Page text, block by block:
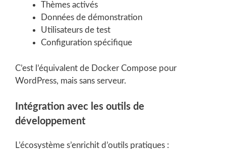
Thèmes activés
Données de démonstration
Utilisateurs de test
Configuration spécifique
C’est l’équivalent de Docker Compose pour
WordPress, mais sans serveur.
Intégration avec les outils de
développement
L’écosystème s’enrichit d’outils pratiques :